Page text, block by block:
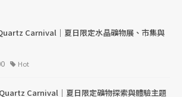
Carnival｜夏日限定水晶礦物展、市集與
Hot
Carnival｜夏日限定礦物探索與體驗主題